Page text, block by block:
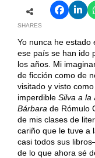
SHARES
Yo nunca he estado
ese país se han ido
los años. Mi
de ficción como de
visitado y visto
imperdible Silva a la
Bárbara de Rómulo
de mis clases de
cariño que le tuve a
casi todos sus
de lo que ahora sé